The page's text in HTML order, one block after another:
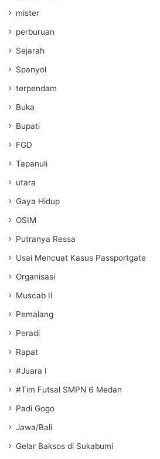
mister
perburuan
Sejarah
Spanyol
terpendam
Buka
Bupati
FGD
Tapanuli
utara
Gaya Hidup
OSIM
Putranya Ressa
Usai Mencuat Kasus Passportgate
Organisasi
Muscab II
Pemalang
Peradi
Rapat
#Juara I
#Tim Futsal SMPN 6 Medan
Padi Gogo
Jawa/Bali
Gelar Baksos di Sukabumi